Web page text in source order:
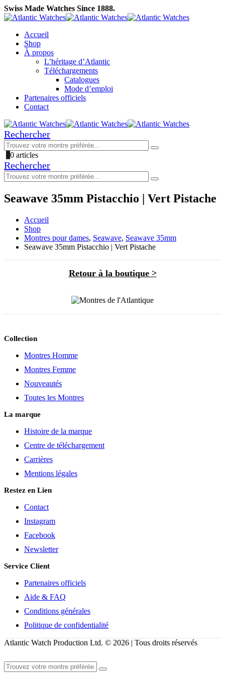
Swiss Made Watches Since 1888.
Accueil
Shop
À propos
L’héritage d’Atlantic
Téléchargements
Catalogues
Mode d’emploi
Partenaires officiels
Contact
Rechercher
00 articles
Rechercher
Seawave 35mm Pistacchio | Vert Pistache
Accueil
Shop
Montres pour dames, Seawave, Seawave 35mm
Seawave 35mm Pistacchio | Vert Pistache
Retour à la boutique >
Collection
Montres Homme
Montres Femme
Nouveautés
Toutes les Montres
La marque
Histoire de la marque
Centre de téléchargement
Carrières
Mentions légales
Restez en Lien
Contact
Instagram
Facebook
Newsletter
Service Client
Partenaires officiels
Aide & FAQ
Conditions générales
Politique de confidentialité
Atlantic Watch Production Ltd. © 2026 | Tous droits réservés